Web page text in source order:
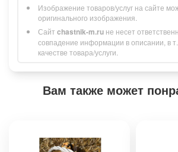
Изображение товаров/услуг на сайте
оригинального изображения.
Сайт chastnik-m.ru не несет
совпадение информации в описании, в
качестве товара/услуги.
Вам также может